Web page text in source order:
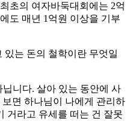
초의 여자바둑대회에는 2억
도 매년 1억원 이상을 기부
있는 돈의 철학이란 무엇일
니다. 살아 있는 동안에 사
면 하나님이 나에게 관리하
거라고 유세를 떠는 건 잘못